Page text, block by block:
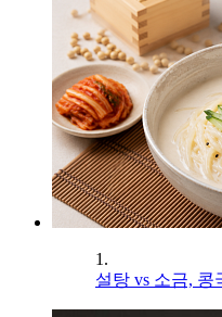
1.
설탕 vs 소금, 콩